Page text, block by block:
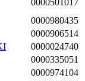
0000501017
0000980435
0000906514
0000024740
0000335051
0000974104